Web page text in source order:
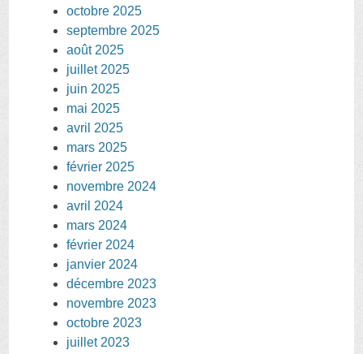
octobre 2025
septembre 2025
août 2025
juillet 2025
juin 2025
mai 2025
avril 2025
mars 2025
février 2025
novembre 2024
avril 2024
mars 2024
février 2024
janvier 2024
décembre 2023
novembre 2023
octobre 2023
juillet 2023